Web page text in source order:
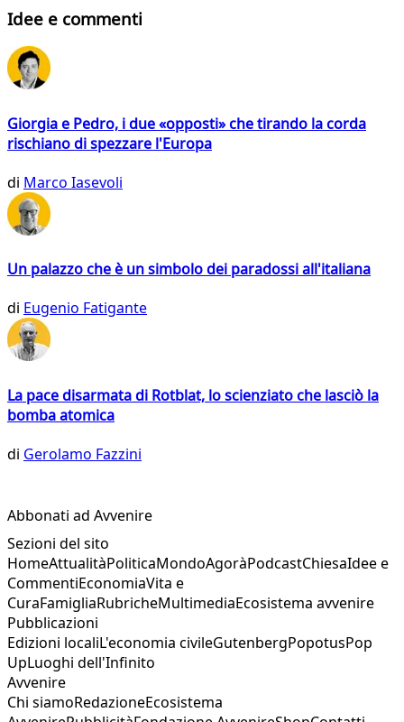
Idee e commenti
Giorgia e Pedro, i due «opposti» che tirando la corda
rischiano di spezzare l'Europa
di Marco Iasevoli
Un palazzo che è un simbolo dei paradossi all'italiana
di Eugenio Fatigante
La pace disarmata di Rotblat, lo scienziato che lasciò la
bomba atomica
di Gerolamo Fazzini
Abbonati ad Avvenire
Sezioni del sito
HomeAttualitàPoliticaMondoAgoràPodcastChiesaIdee e
CommentiEconomiaVita e
CuraFamigliaRubricheMultimediaEcosistema avvenire
Pubblicazioni
Edizioni localiL'economia civileGutenbergPopotusPop
UpLuoghi dell'Infinito
Avvenire
Chi siamoRedazioneEcosistema